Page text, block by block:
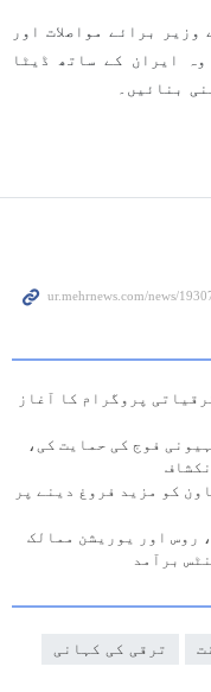
برائے مواصلات اور
ایران کے ساتھ ڈیٹا
بنائیں۔
پروگرام کا آغاز
فوج کی حمایت کی،
کو مزید فروغ دینے پر
روس اور یوریشن ممالک
برآمد
ترقی کی کہانی